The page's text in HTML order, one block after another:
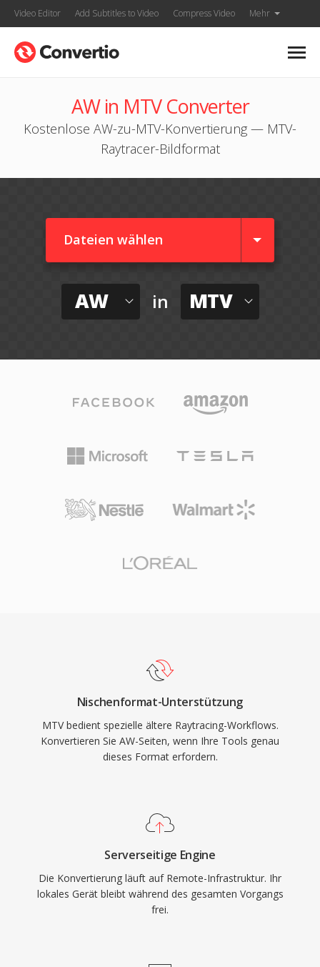
Video Editor Add Subtitles to Video Compress Video Mehr
AW in MTV Converter
Kostenlose AW-zu-MTV-Konvertierung — MTV-
Raytracer-Bildformat
Dateien wählen
AW in MTV
Nischenformat-Unterstützung
MTV bedient spezielle ältere Raytracing-Workflows.
Konvertieren Sie AW-Seiten, wenn Ihre Tools genau
dieses Format erfordern.
Serverseitige Engine
Die Konvertierung läuft auf Remote-Infrastruktur. Ihr
lokales Gerät bleibt während des gesamten Vorgangs
frei.